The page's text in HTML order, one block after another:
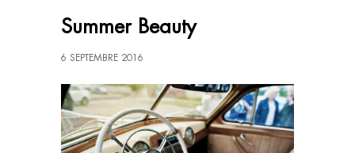
Summer Beauty
6 SEPTEMBRE 2016